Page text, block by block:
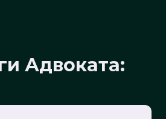
Адвоката: